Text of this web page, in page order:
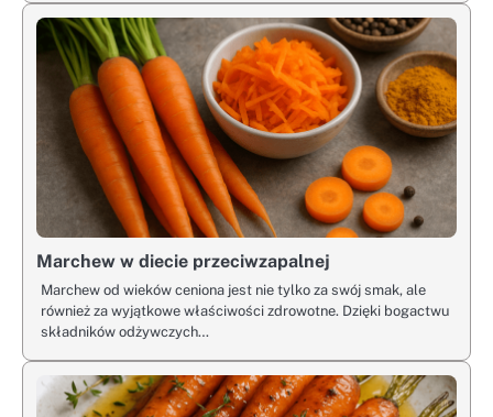
Marchew w diecie przeciwzapalnej
Marchew od wieków ceniona jest nie tylko za swój smak, ale
również za wyjątkowe właściwości zdrowotne. Dzięki bogactwu
składników odżywczych…